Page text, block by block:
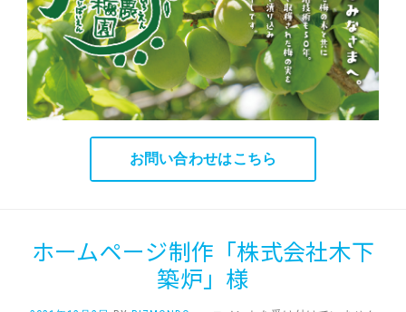
お問い合わせはこちら
ホームページ制作「株式会社木下
築炉」様